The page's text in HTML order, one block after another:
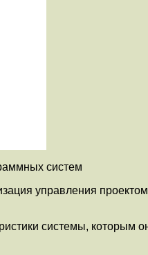
систем
управления
системы, которым